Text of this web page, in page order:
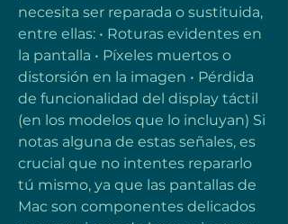
necesita ser reparada o sustituida,
entre ellas: • Roturas evidentes en
la pantalla • Píxeles muertos o
distorsión en la imagen • Pérdida
de funcionalidad del display táctil
(en los modelos que lo incluyan) Si
notas alguna de estas señales, es
crucial que no intentes repararlo
tú mismo, ya que las pantallas de
Mac son componentes delicados